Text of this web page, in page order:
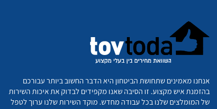
אנחנו מאמינים שתחושת הביטחון היא הדבר החשוב ביותר עבורכם
בהזמנת איש מקצוע. זו הסיבה שאנו מקפידים לבדוק את איכות השירות
של המומלצים שלנו בכל עבודה מחדש. מוקד השירות שלנו ערוך לטפל